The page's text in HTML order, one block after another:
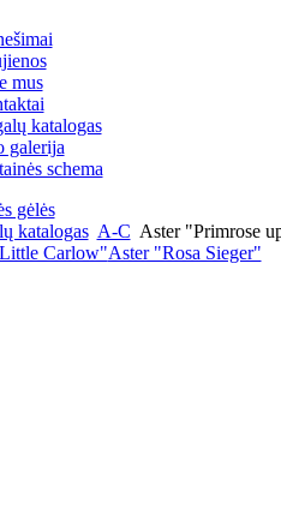
mus
katalogas
galerija
schema
gėlės
katalogas A-C Aster "Primrose
Carlow"Aster "Rosa Sieger"